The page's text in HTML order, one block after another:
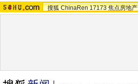
搜狐 ChinaRen 17173 焦点房地产